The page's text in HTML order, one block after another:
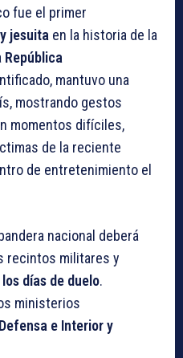
fue el primer
jesuita en la historia de la
República
mantuvo una
mostrando gestos
momentos difíciles,
de la reciente
de entretenimiento el
nacional deberá
recintos militares y
días de duelo.
ministerios
e Interior y